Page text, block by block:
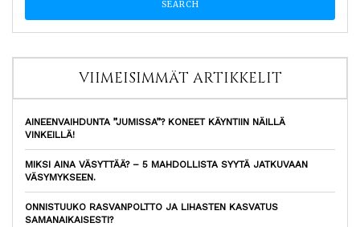
VIIMEISIMMÄT ARTIKKELIT
AINEENVAIHDUNTA ”JUMISSA”? KONEET KÄYNTIIN NÄILLÄ
VINKEILLÄ!
MIKSI AINA VÄSYTTÄÄ? – 5 MAHDOLLISTA SYYTÄ JATKUVAAN
VÄSYMYKSEEN.
ONNISTUUKO RASVANPOLTTO JA LIHASTEN KASVATUS
SAMANAIKAISESTI?